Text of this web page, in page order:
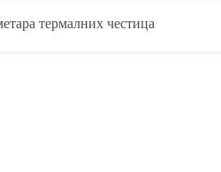
термалних честица